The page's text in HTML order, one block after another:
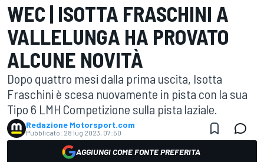
WEC | ISOTTA FRASCHINI A
VALLELUNGA HA PROVATO
ALCUNE NOVITÀ
Dopo quattro mesi dalla prima uscita, Isotta
Fraschini è scesa nuovamente in pista con la sua
Tipo 6 LMH Competizione sulla pista laziale.
Redazione Motorsport.com
Pubblicato: 28 lug 2023, 07:50
AGGIUNGI COME FONTE PREFERITA